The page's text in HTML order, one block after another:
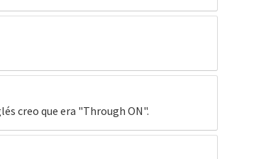
creo que era "Through ON".